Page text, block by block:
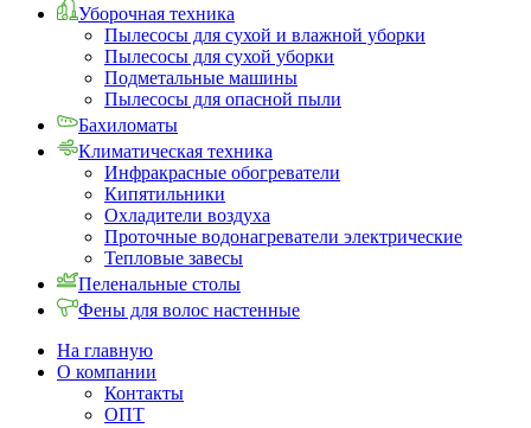
Уборочная техника
Пылесосы для сухой и влажной уборки
Пылесосы для сухой уборки
Подметальные машины
Пылесосы для опасной пыли
Бахиломаты
Климатическая техника
Инфракрасные обогреватели
Кипятильники
Охладители воздуха
Проточные водонагреватели электрические
Тепловые завесы
Пеленальные столы
Фены для волос настенные
На главную
О компании
Контакты
ОПТ